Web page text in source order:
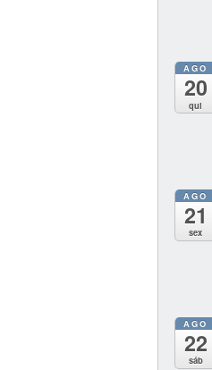
AGO
20
qui
AGO
21
sex
AGO
22
sáb